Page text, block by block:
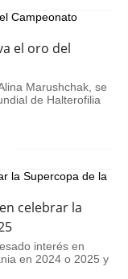
el oro del
Marushchak, se
de Halterofilia
celebrar la
interés en
en 2024 o 2025 y